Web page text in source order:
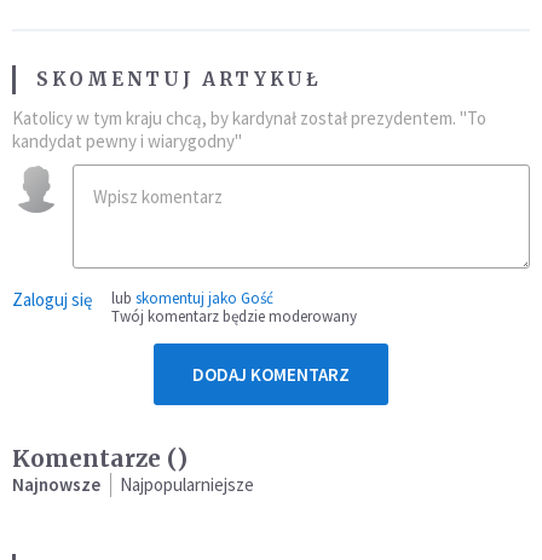
SKOMENTUJ ARTYKUŁ
Katolicy w tym kraju chcą, by kardynał został prezydentem. "To
kandydat pewny i wiarygodny"
Zaloguj się lub skomentuj jako Gość
Twój komentarz będzie moderowany
DODAJ KOMENTARZ
Komentarze ()
Najnowsze Najpopularniejsze